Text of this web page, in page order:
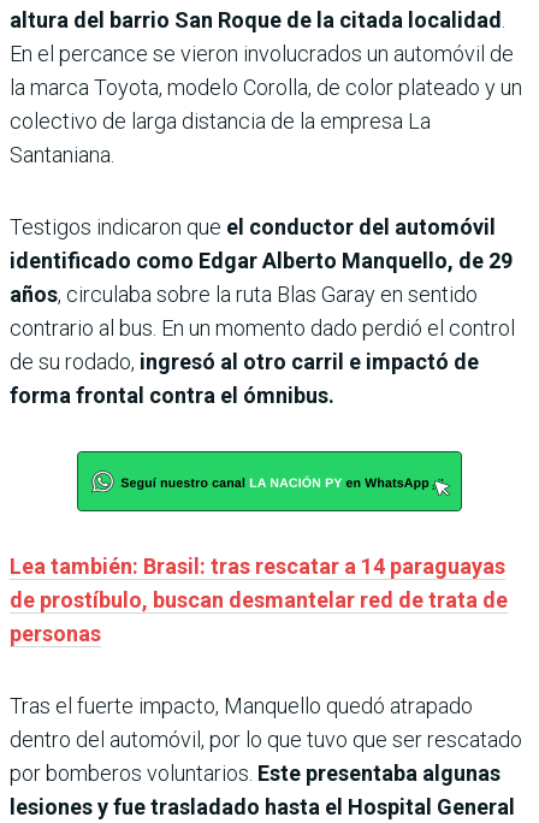
altura del barrio San Roque de la citada localidad
En el percance se vieron involucrados un automóvil de
la marca Toyota, modelo Corolla, de color plateado y un
colectivo de larga distancia de la empresa La
Santaniana.
Testigos indicaron que el conductor del automóvil
identificado como Edgar Alberto Manquello, de 29
años, circulaba sobre la ruta Blas Garay en sentido
contrario al bus. En un momento dado perdió el control
de su rodado, ingresó al otro carril e impactó de
forma frontal contra el ómnibus.
Lea también: Brasil: tras rescatar a 14 paraguayas
de prostíbulo, buscan desmantelar red de trata de
personas
Tras el fuerte impacto, Manquello quedó atrapado
dentro del automóvil, por lo que tuvo que ser rescatado
por bomberos voluntarios. Este presentaba algunas
lesiones y fue trasladado hasta el Hospital General